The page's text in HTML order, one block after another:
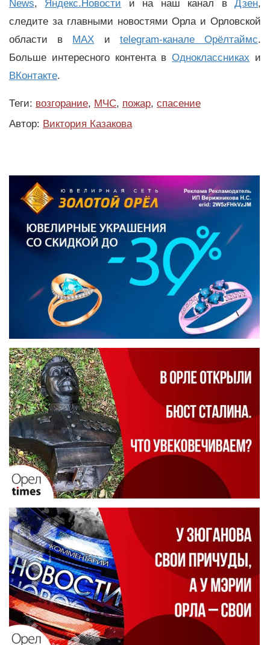
News, Яндекс.Новости и на наш канал вДзен,
следите за главными новостями Орла и Орловской
области в MAX и telegram-канале Орёлтаймс.
Больше интересного контента вОдноклассниках и
ВКонтакте.
Теги: возгорание, МЧС, пожар, спасение
Автор: Виктория Казакова